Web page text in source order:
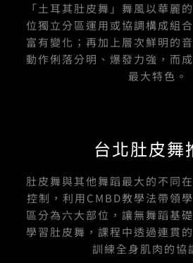
f
「土耳其肚皮舞」舞風以華麗
位獨立分區運用或協調構成組
富有變化；再加上層次鮮明的
動作俐落分明、爆發力強，而
最大特色。
台北肚皮舞
肚皮舞與其他舞蹈最大的不同
控制，利用CMBD教學法帶領
區分為六大部位，讓無舞蹈基
學習肚皮舞，課程中透過連貫
訓練全身肌肉的協